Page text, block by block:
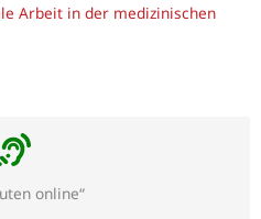
Arbeit in der medizinischen
online“